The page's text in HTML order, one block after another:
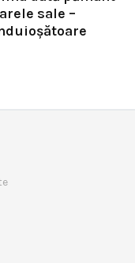
sale –